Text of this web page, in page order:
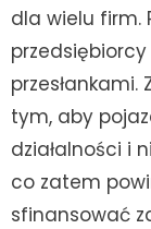
dla wielu firm.
tym, aby
działalności i
co zatem
sfinansować